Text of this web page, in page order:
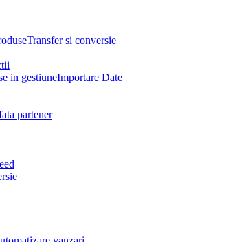
Transfer si conversie
Importare Date
partener